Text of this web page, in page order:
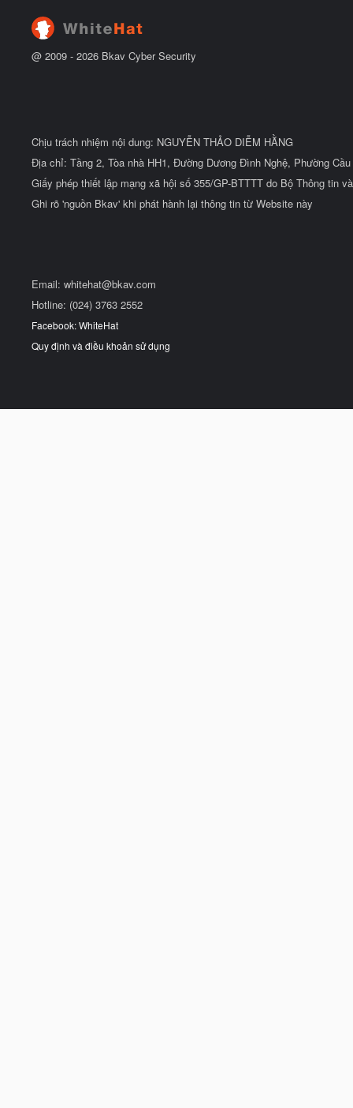
ầ
@ 2009 - 2026 Bkav Cyber Security
Chịu trách nhiệm nội dung: NGUYỄN THẢO DIỄM HẰNG
Địa chỉ: Tầng 2, Tòa nhà HH1, Đường Dương Đình Nghệ, Phường
Giấy phép thiết lập mạng xã hội số 355/GP-BTTTT do Bộ Thông tin
Ghi rõ 'nguồn Bkav' khi phát hành lại thông tin từ Website này
Email: whitehat@bkav.com
Hotline: (024) 3763 2552
Facebook: WhiteHat
Quy định và điều khoản sử dụng